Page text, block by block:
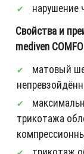
нарушение
Свойства и
mediven
матовый
трикотажа